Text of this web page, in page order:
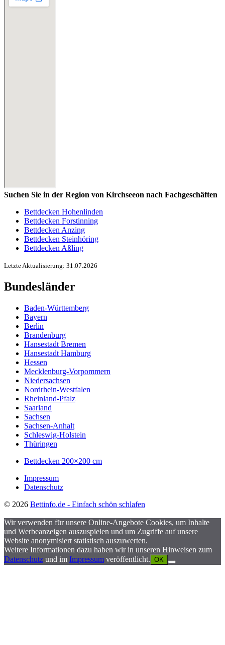
Suchen Sie in der Region von Kirchseeon nach Fachgeschäften
Bettdecken Hohenlinden
Bettdecken Forstinning
Bettdecken Anzing
Bettdecken Steinhöring
Bettdecken Aßling
Letzte Aktualisierung: 31.07.2026
Bundesländer
Baden-Württemberg
Bayern
Berlin
Brandenburg
Hansestadt Bremen
Hansestadt Hamburg
Hessen
Mecklenburg-Vorpommern
Niedersachsen
Nordrhein-Westfalen
Rheinland-Pfalz
Saarland
Sachsen
Sachsen-Anhalt
Schleswig-Holstein
Thüringen
Bettdecken 200×200 cm
Impressum
Datenschutz
© 2026 Bettinfo.de - Einfach schön schlafen
Wir verwenden für unsere Online-Angebote Cookies, um Inhalte
und Werbeanzeigen auszuspielen und um Zugriffe auf unsere
Website anonymisiert statistisch auszuwerten.
Weitere Informationen dazu haben wir in unseren Hinweisen zum
Datenschutz und im Impressum veröffentlicht. OK